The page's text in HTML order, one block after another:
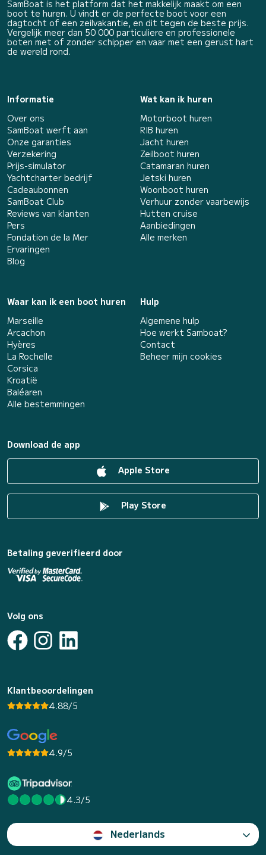
SamBoat is het platform dat het makkelijk maakt om een
boot te huren. U vindt er de perfecte boot voor een
dagtocht of een zeilvakantie, en dit tegen de beste prijs.
Vergelijk meer dan 50 000 particuliere en professionele
boten met of zonder schipper en vaar met een gerust hart
de wereld rond.
Informatie
Over ons
SamBoat werft aan
Onze garanties
Verzekering
Prijs-simulator
Yachtcharter bedrijf
Cadeaubonnen
SamBoat Club
Reviews van klanten
Pers
Fondation de la Mer
Ervaringen
Blog
Wat kan ik huren
Motorboot huren
RIB huren
Jacht huren
Zeilboot huren
Catamaran huren
Jetski huren
Woonboot huren
Verhuur zonder vaarbewijs
Hutten cruise
Aanbiedingen
Alle merken
Waar kan ik een boot huren
Marseille
Arcachon
Hyères
La Rochelle
Corsica
Kroatië
Baléaren
Alle bestemmingen
Hulp
Algemene hulp
Hoe werkt Samboat?
Contact
Beheer mijn cookies
Download de app
Apple Store
Play Store
Betaling geverifieerd door
Volg ons
Klantbeoordelingen
4.88/5
4.9/5
4.3/5
Nederlands